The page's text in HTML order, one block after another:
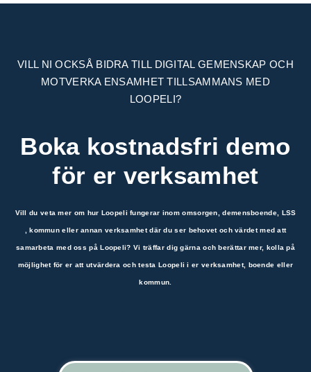
VILL NI OCKSÅ BIDRA TILL DIGITAL GEMENSKAP OCH
MOTVERKA ENSAMHET TILLSAMMANS MED
LOOPELI?
Boka kostnadsfri demo
för er verksamhet
Vill du veta mer om hur Loopeli fungerar inom omsorgen, demensboende, LSS
, kommun eller annan verksamhet där du ser behovet och värdet med att
samarbeta med oss på Loopeli? Vi träffar dig gärna och berättar mer, kolla på
möjlighet för er att utvärdera och testa Loopeli i er verksamhet, boende eller
kommun.